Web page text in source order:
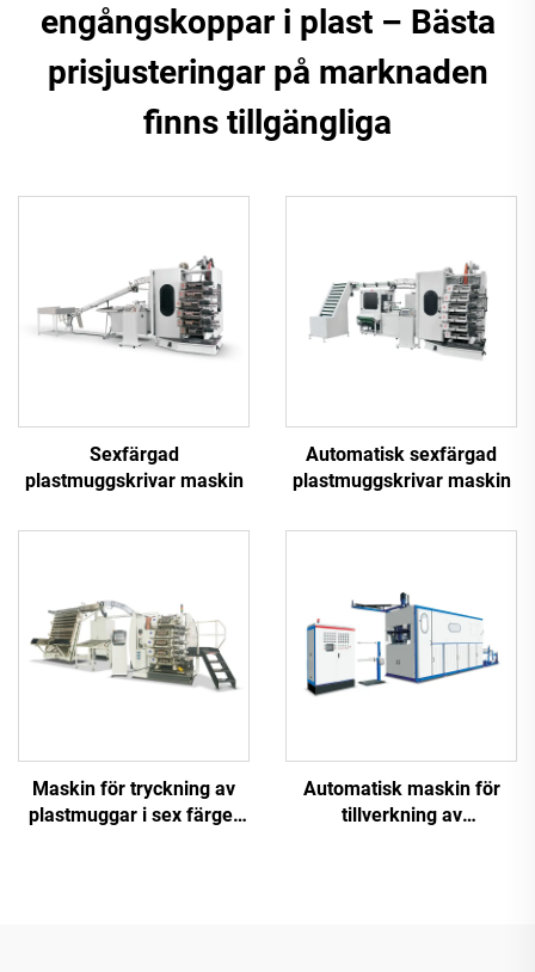
engångskoppar i plast – Bästa
prisjusteringar på marknaden
finns tillgängliga
Sexfärgad
plastmuggskrivar maskin
Automatisk sexfärgad
plastmuggskrivar maskin
Maskin för tryckning av
plastmuggar i sex färger
Automatisk maskin för
tillverkning av